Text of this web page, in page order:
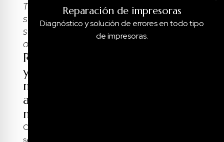
Tu
sistema,
siempre
operativo
Reparación
y
mantenimiento
a
medida
Ofrezco
servicios
Reparación de impresoras
Diagnóstico y solución de errores en todo tipo
de impresoras.